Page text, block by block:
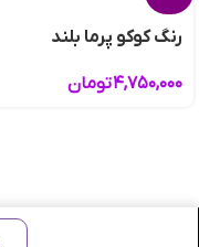
رنگ کوکو پرما بلند
۴,۷۵۰,۰۰۰تومان